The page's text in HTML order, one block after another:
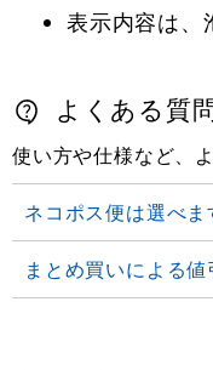
表示内容は、
よくある質
使い方や仕様など、
ネコポス便は選べま
まとめ買いによる